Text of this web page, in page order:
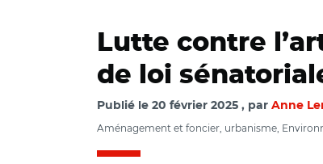
Lutte contre
de loi
Publié le 20 février 2025 par Anne
Aménagement et foncier, urbanisme,